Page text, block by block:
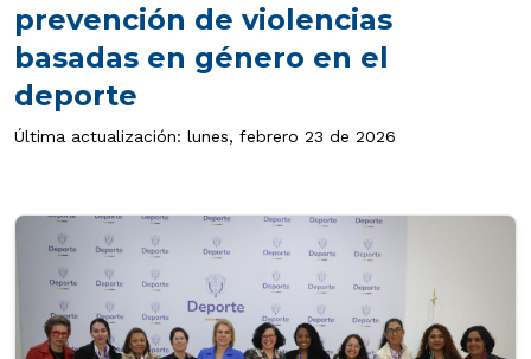
prevención de violencias
basadas en género en el
deporte
Última actualización: lunes, febrero 23 de 2026